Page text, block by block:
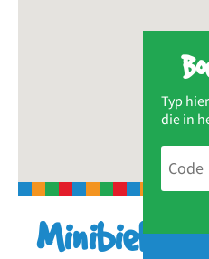
Typ
die in
Minibieb